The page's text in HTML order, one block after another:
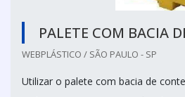
PALETE COM BACIA
WEBPLÁSTICO / SÃO PAULO - SP
Utilizar o palete com bacia de